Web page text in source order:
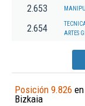
2.653
2.654
ARTES
Posición 9.826
Bizkaia